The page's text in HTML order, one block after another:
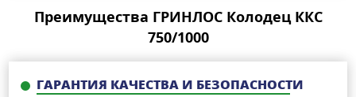
Преимущества ГРИНЛОС Колодец ККС
750/1000
ГАРАНТИЯ КАЧЕСТВА И БЕЗОПАСНОСТИ